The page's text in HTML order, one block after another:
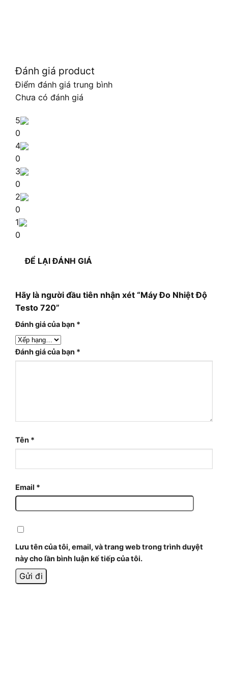
Đánh giá product
Điểm đánh giá trung bình
Chưa có đánh giá
5
0
4
0
3
0
2
0
1
0
ĐỂ LẠI ĐÁNH GIÁ
Hãy là người đầu tiên nhận xét “Máy Đo Nhiệt Độ
Testo 720”
Đánh giá của bạn *
Đánh giá của bạn *
Tên *
Email *
Lưu tên của tôi, email, và trang web trong trình duyệt
này cho lần bình luận kế tiếp của tôi.